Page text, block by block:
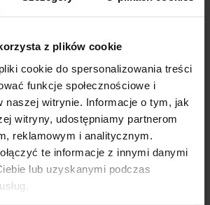
z plików cookie
cookie do spersonalizowania treści
funkcje społecznościowe i
naszej witrynie. Informacje o tym, jak
witryny, udostępniamy partnerom
reklamowym i analitycznym.
te informacje z innymi danymi
lub uzyskanymi podczas
zdarzenie, np. zaatakował
lub przeszkadzał mu w
zapłaciłeś za przejazd i kierowca, z
wypadek, w którym
nie musisz udowadniać jego
kierowcy będzie się
ryzyka. Jeśli przewóz był
wykazać winę kierującego.
odpłatna?